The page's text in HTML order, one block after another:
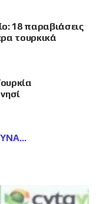
18 παραβιάσεις
τουρκικά